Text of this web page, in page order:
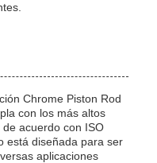
Chrome Piston Rod
con los más altos
acuerdo con ISO
está diseñada para ser
aplicaciones